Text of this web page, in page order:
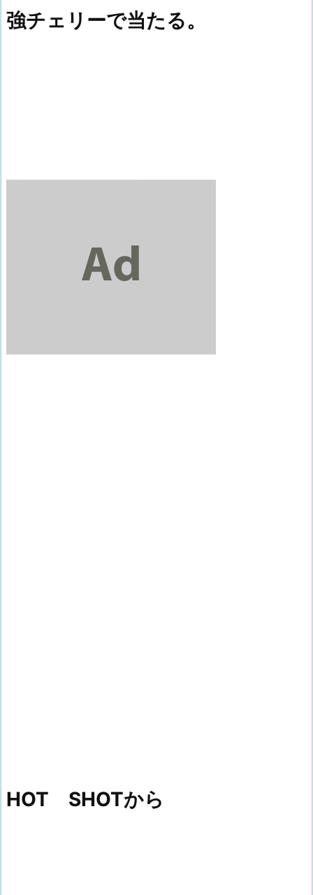
強チェリーで当たる。
HOT SHOTから